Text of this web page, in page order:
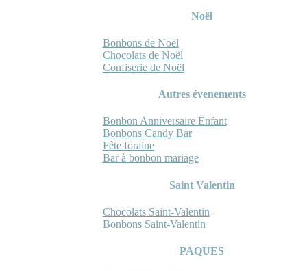
Noël
Bonbons de Noël
Chocolats de Noël
Confiserie de Noël
Autres évenements
Bonbon Anniversaire Enfant
Bonbons Candy Bar
Fête foraine
Bar à bonbon mariage
Saint Valentin
Chocolats Saint-Valentin
Bonbons Saint-Valentin
PAQUES